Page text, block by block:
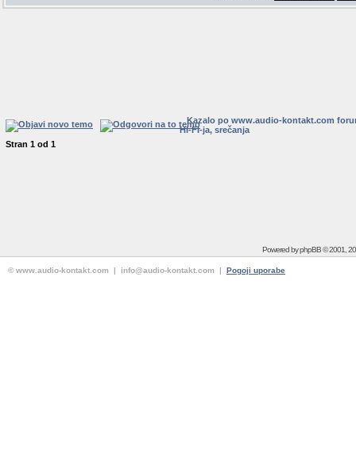
Kazalo po www.audio-kontakt.com
HI-FI-ja, srečanja
Stran 1 od 1
Powered byphpBB© 2001,
© www.audio-kontakt.com | info@audio-kontakt.com | Pogoji uporabe